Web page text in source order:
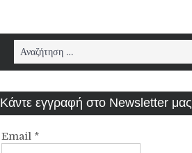
Search
for:
Κάντε εγγραφή στο Newsletter μας
Email *